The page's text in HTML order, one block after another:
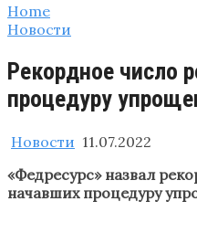
Home
Новости
Рекордное число
процедуру
Новости 11.07.2022
«Федресурс» назвал
начавших процедуру